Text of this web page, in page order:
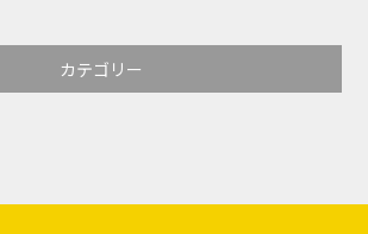
カテゴリー